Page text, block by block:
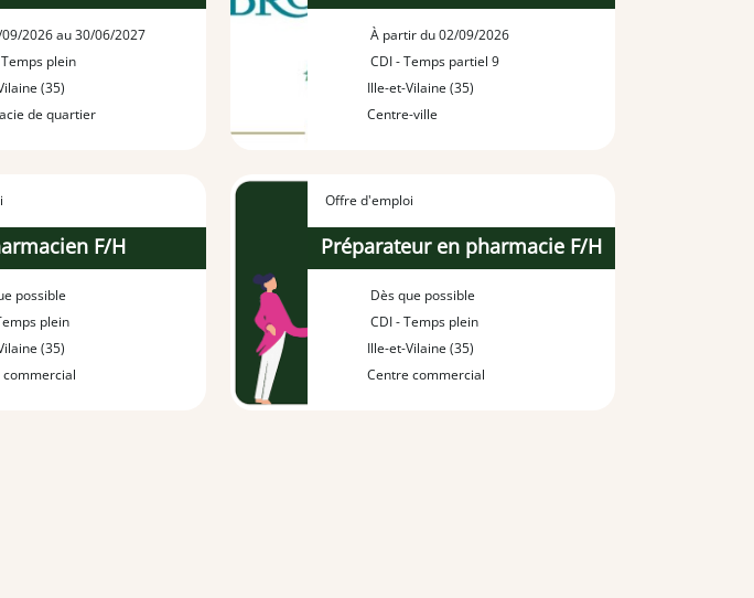
2026 au 30/06/2027
plein
(35)
de quartier
À partir du 02/09/2026
CDI - Temps partiel 9
Ille-et-Vilaine (35)
Centre-ville
F/H
possible
plein
(35)
Offre d'emploi
Préparateur en pharmacie F/H
Dès que possible
CDI - Temps plein
Ille-et-Vilaine (35)
Centre commercial